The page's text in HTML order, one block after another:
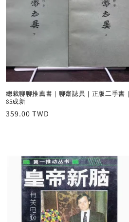
總裁聊聊推薦書｜聊齋誌異｜正版二手書｜
85成新
Regular
359.00 TWD